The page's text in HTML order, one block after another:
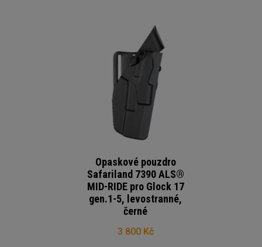
Opaskové pouzdro
Safariland 7390 ALS®
MID-RIDE pro Glock 17
gen.1-5, levostranné,
černé
3 800 Kč